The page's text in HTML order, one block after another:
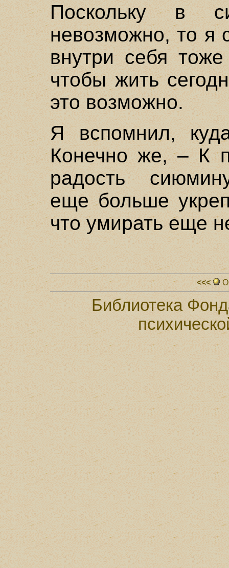
Поскольку в
невозможно, то я
внутри себя
чтобы жить
это возможно.
Я вспомнил,
Конечно же, – К
радость
еще больше
что умирать еще
<<<
Библиотека